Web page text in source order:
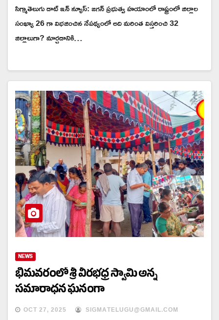
సిగ్మాతెలుగు డాట్ ఇన్ న్యూస్: జగన్ ప్రభుత్వ హయాంలో రాష్ట్రంలో జిల్లాల
సంఖ్యా 26 గా విభజించిన నేపథ్యంలో అది మరింత విస్తరించి 32
జిల్లాలుగా? మార్చడానికి…
NEWS
భీమవరంలో శ్రీ వీరభధ్ర స్వామి అన్న
సమారాధన ఘనంగా
OCT 27, 2025 SIGMATELUGU@GMAIL.COM